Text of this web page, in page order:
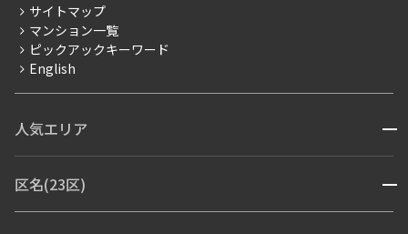
賃料改定
フリーレント
ペット可
ブランドマンション
サイトマップ
マンション一覧
ピックアックキーワード
English
人気エリア 開閉
青山・表参道・原宿
区名(23区) 開閉